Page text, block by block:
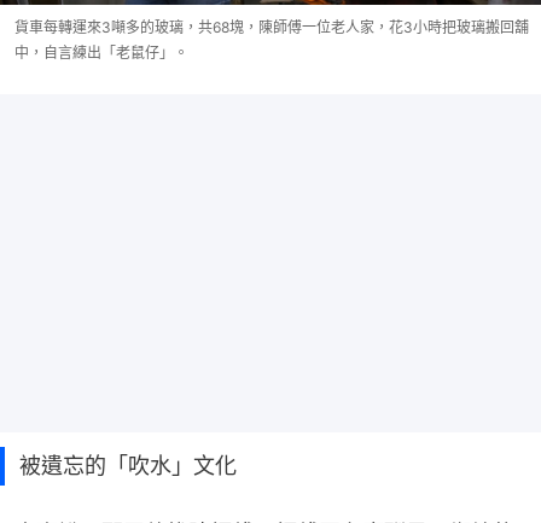
貨車每轉運來3噸多的玻璃，共68塊，陳師傅一位老人家，花3小時把玻璃搬回舖
中，自言練出「老鼠仔」。
被遺忘的「吹水」文化